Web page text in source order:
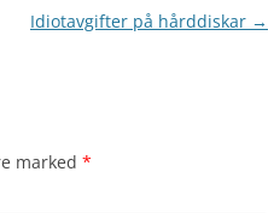
Idiotavgifter på hårddiskar →
marked *